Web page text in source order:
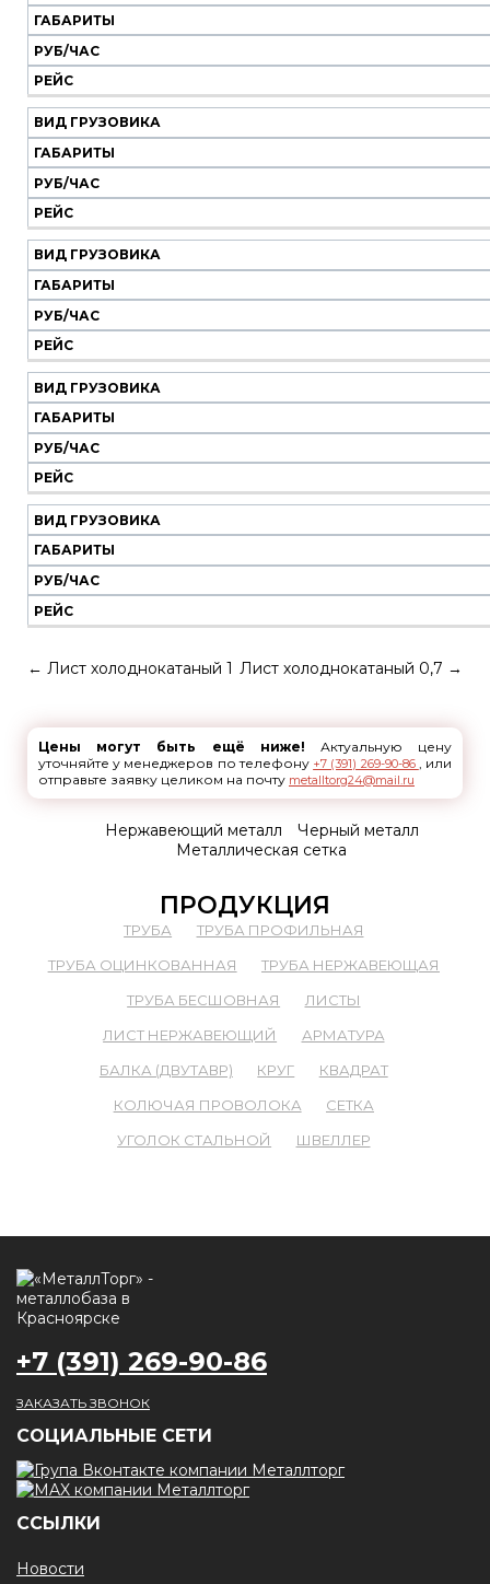
ГАБАРИТЫ
РУБ/ЧАС
РЕЙС
ВИД ГРУЗОВИКА
ГАБАРИТЫ
РУБ/ЧАС
РЕЙС
ВИД ГРУЗОВИКА
ГАБАРИТЫ
РУБ/ЧАС
РЕЙС
ВИД ГРУЗОВИКА
ГАБАРИТЫ
РУБ/ЧАС
РЕЙС
ВИД ГРУЗОВИКА
ГАБАРИТЫ
РУБ/ЧАС
РЕЙС
← Лист холоднокатаный 1 Лист холоднокатаный 0,7 →
Цены могут быть ещё ниже! Актуальную цену
уточняйте у менеджеров по телефону +7 (391) 269-90-86 , или
отправьте заявку целиком на почту metalltorg24@mail.ru
Нержавеющий металл
Черный металл
Металлическая сетка
ПРОДУКЦИЯ
ТРУБА
ТРУБА ПРОФИЛЬНАЯ
ТРУБА ОЦИНКОВАННАЯ
ТРУБА НЕРЖАВЕЮЩАЯ
ТРУБА БЕСШОВНАЯ
ЛИСТЫ
ЛИСТ НЕРЖАВЕЮЩИЙ
АРМАТУРА
БАЛКА (ДВУТАВР)
КРУГ
КВАДРАТ
КОЛЮЧАЯ ПРОВОЛОКА
СЕТКА
УГОЛОК СТАЛЬНОЙ
ШВЕЛЛЕР
+7 (391) 269-90-86
ЗАКАЗАТЬ ЗВОНОК
CОЦИАЛЬНЫЕ СЕТИ
ССЫЛКИ
Новости